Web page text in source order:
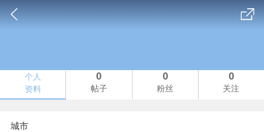
个人
资料
0
帖子
0
粉丝
0
关注
城市